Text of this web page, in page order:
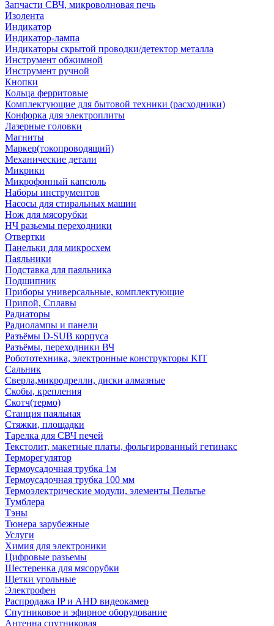
Запчасти СВЧ, микроволновая печь
Изолента
Индикатор
Индикатор-лампа
Индикаторы скрытой проводки/детектор металла
Инструмент обжимной
Инструмент ручной
Кнопки
Кольца ферритовые
Комплектующие для бытовой техники (расходники)
Конфорка для электроплиты
Лазерные головки
Магниты
Маркер(токопроводящий)
Механические детали
Микрики
Микрофонный капсюль
Наборы инструментов
Насосы для стиральных машин
Нож для мясорубки
НЧ разьемы переходники
Отвертки
Панельки для микросхем
Паяльники
Подставка для паяльника
Подшипник
Приборы универсальные, комплектующие
Припой, Сплавы
Радиаторы
Радиолампы и панели
Разъёмы D-SUB корпуса
Разъёмы, переходники ВЧ
Робототехника, электронные конструкторы KIT
Сальник
Сверла,микродрелли, диски алмазные
Скобы, крепления
Скотч(термо)
Станция паяльная
Стяжки, площадки
Тарелка для СВЧ печей
Текстолит, макетные платы, фольгированный гетинакс
Терморегулятор
Термоусадочная трубка 1м
Термоусадочная трубка 100 мм
Термоэлектрические модули, элементы Пельтье
Тумблера
Тэны
Тюнера зарубежные
Услуги
Химия для электроники
Цифровые разъемы
Шестеренка для мясорубки
Щетки угольные
Электрофен
Распродажа IP и AHD видеокамер
Спутниковое и эфирное оборудование
Антенна спутниковая